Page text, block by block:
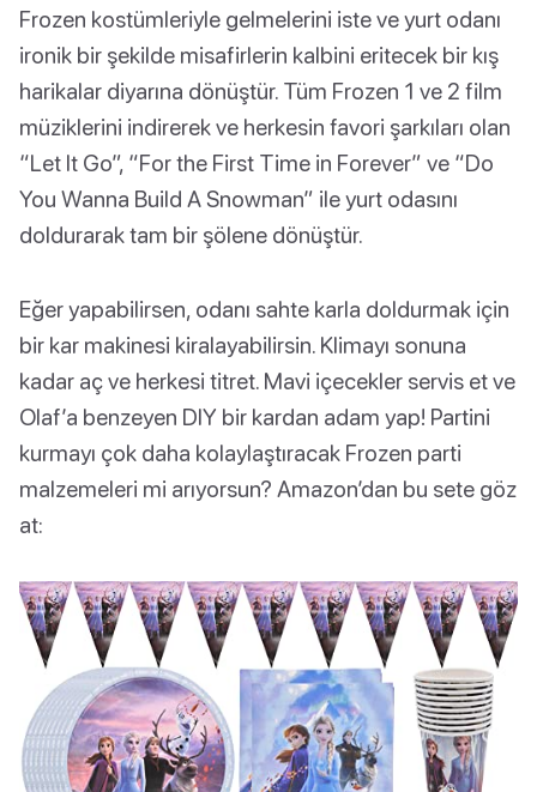
Frozen kostümleriyle gelmelerini iste ve yurt odanı
ironik bir şekilde misafirlerin kalbini eritecek bir kış
harikalar diyarına dönüştür. Tüm Frozen 1 ve 2 film
müziklerini indirerek ve herkesin favori şarkıları olan
“Let It Go”, “For the First Time in Forever” ve “Do
You Wanna Build A Snowman” ile yurt odasını
doldurarak tam bir şölene dönüştür.
Eğer yapabilirsen, odanı sahte karla doldurmak için
bir kar makinesi kiralayabilirsin. Klimayı sonuna
kadar aç ve herkesi titret. Mavi içecekler servis et ve
Olaf’a benzeyen DIY bir kardan adam yap! Partini
kurmayı çok daha kolaylaştıracak Frozen parti
malzemeleri mi arıyorsun? Amazon’dan bu sete göz
at: